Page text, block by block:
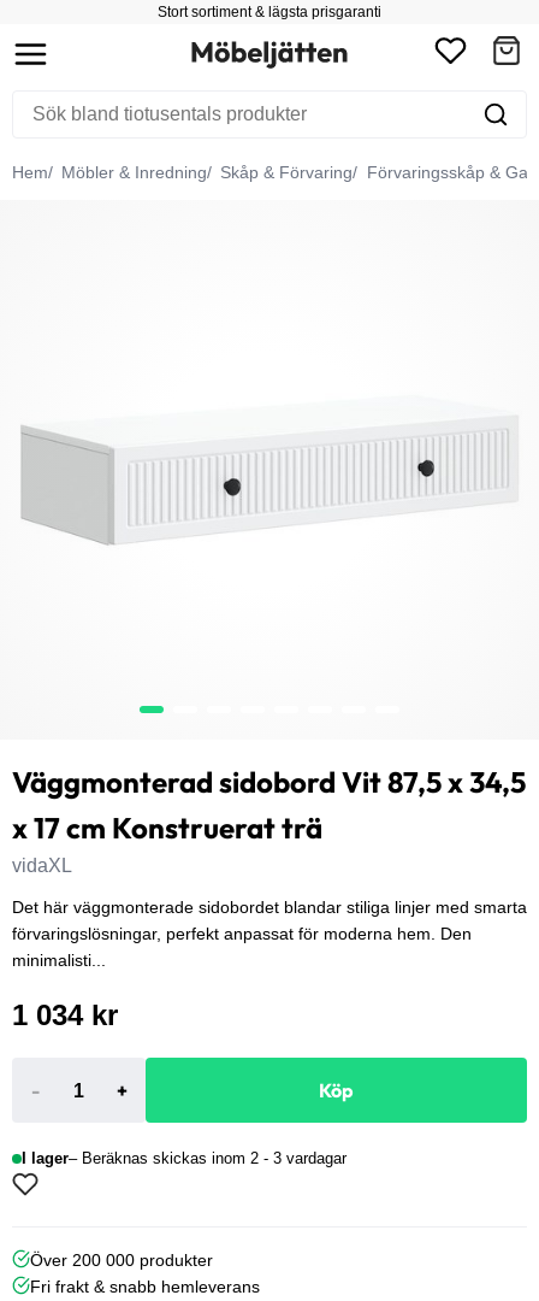
Stort sortiment & lägsta prisgaranti
Hem Möbler & Inredning Skåp & Förvaring Förvaringsskåp &
Väggmonterad sidobord Vit 87,5 x 34,5
x 17 cm Konstruerat trä
vidaXL
Det här väggmonterade sidobordet blandar stiliga linjer med smarta
förvaringslösningar, perfekt anpassat för moderna hem. Den
minimalisti...
1 034 kr
- + Köp
I lager Beräknas skickas inom 2 - 3 vardagar
Över 200 000 produkter
Fri frakt & snabb hemleverans